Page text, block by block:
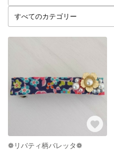
❁リバティ柄バレッタ❁